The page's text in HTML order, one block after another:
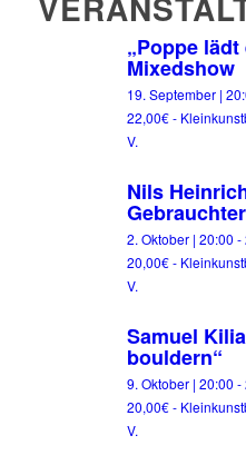
„Poppe
Mixedshow
19. September |
22,00€-
V.
Nils
2. Oktober | 20:00 -
20,00€-
V.
Samuel
bouldern“
9. Oktober | 20:00 -
20,00€-
V.